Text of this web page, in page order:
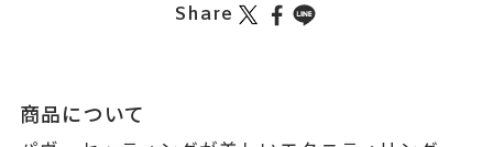
Share
商品について